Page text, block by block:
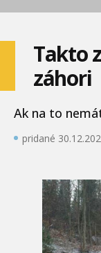
Takto
záhori
Ak na to
pridané